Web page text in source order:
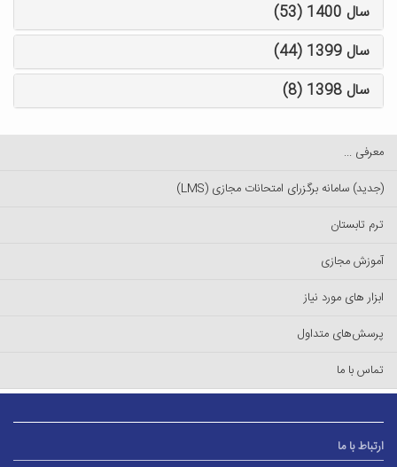
سال 1400 (53)
سال 1399 (44)
سال 1398 (8)
معرفی ...
(جدید) سامانه برگزرای امتحانات مجازی (LMS)
ترم تابستان
آموزش مجازی
ابزار های مورد نیاز
پرسش‌های متداول
تماس با ما
ارتباط با ما